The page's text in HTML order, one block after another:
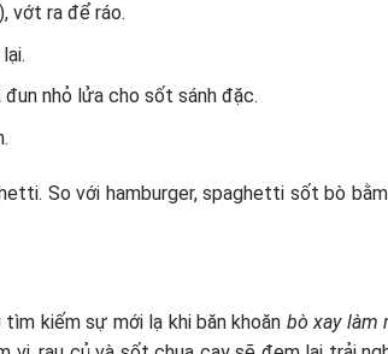
vớt ra để ráo.
nhỏ lửa cho sốt sánh đặc.
So với hamburger, spaghetti sốt bò
kiếm sự mới lạ khi băn khoăn bò xay làm